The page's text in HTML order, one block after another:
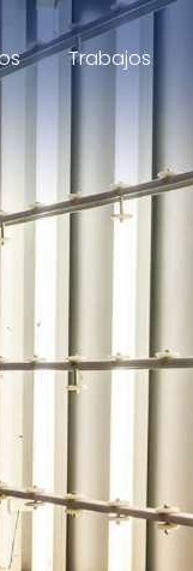
Trabajos